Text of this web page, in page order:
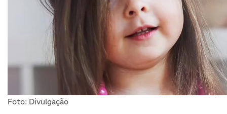
Foto: Divulgação